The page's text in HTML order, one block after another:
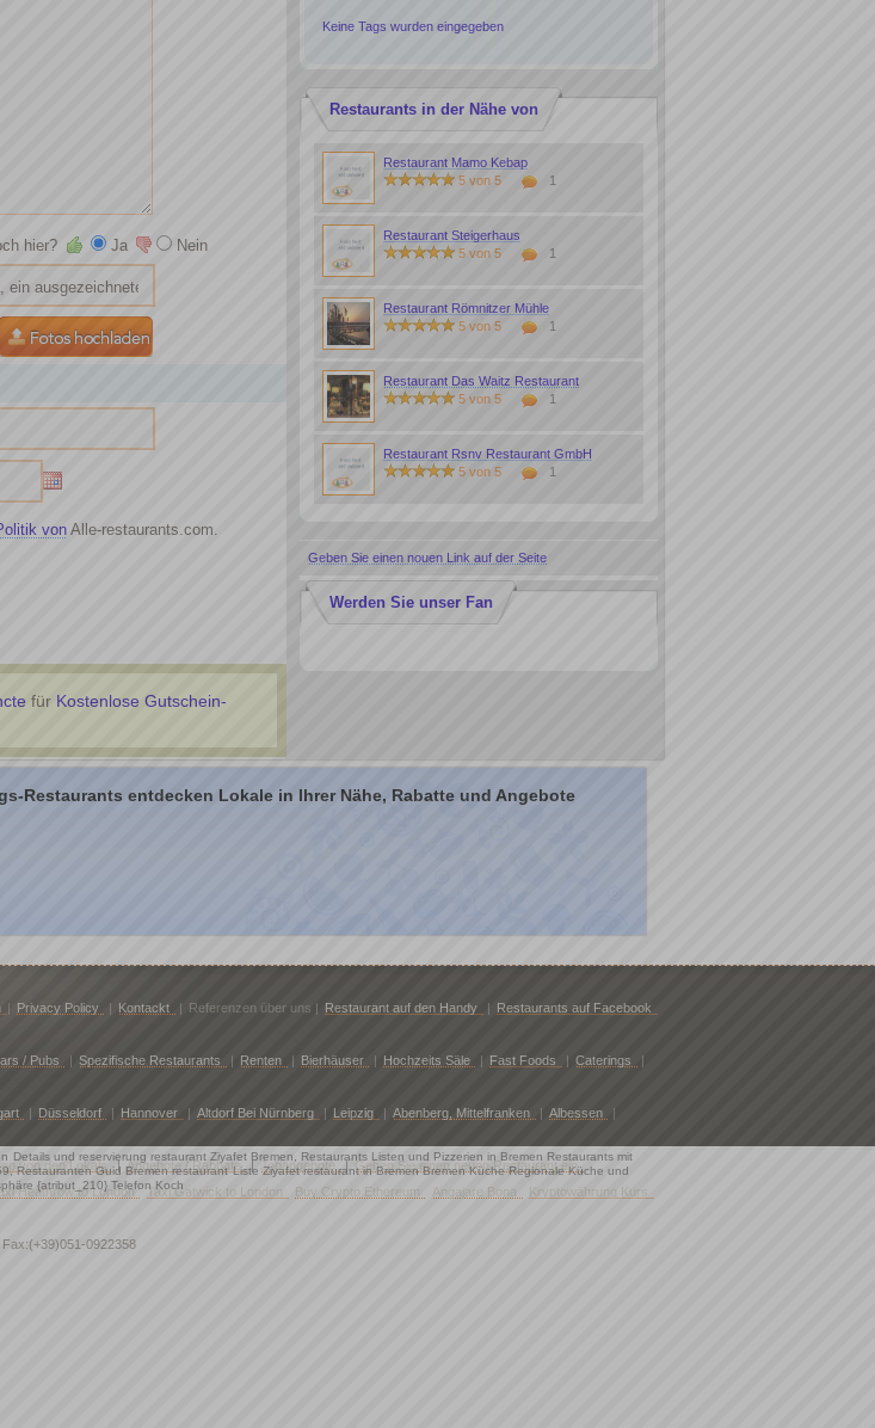
Details und reservierung restaurant Ziyafet Bremen, Restaurants Listen und Pizzerien in Bremen Restaurants mit
Restauranten Guid Bremen restaurant Liste Ziyafet restaurant in Bremen Bremen Küche Regionale Küche und
{atribut_210} Telefon Koch
hier? Ja Nein
von Alle-restaurants.com.
für Kostenlose Gutschein-
Keine Tags wurden eingegeben
Restaurants in der Nähe von
Restaurant Mamo Kebap
5 von 5
1
Restaurant Steigerhaus
5 von 5
1
Restaurant Römnitzer Mühle
5 von 5
1
Restaurant Das Waitz Restaurant
5 von 5
1
Restaurant Rsnv Restaurant GmbH
5 von 5
1
Geben Sie einen nouen Link auf der Seite
Werden Sie unser Fan
Restaurants entdecken Lokale in Ihrer Nähe, Rabatte und Angebote
| Privacy Policy | Kontackt | Referenzen über uns | Restaurant auf den Handy | Restaurants auf Facebook
/ Pubs | Spezifische Restaurants | Renten | Bierhäuser | Hochzeits Säle | Fast Foods | Caterings
|
| Düsseldorf | Hannover | Altdorf Bei Nürnberg | Leipzig | Abenberg, Mittelfranken | Albessen
|
von den Lokals | Angebote / Rabbate | Jobangebote | Geben Sie einen neuen Restaurant ein
Heathrow to London Taxi Gatwick to London Buy Crypto Ethereum Angajare Bona
Kryptowährung Kurs
0922358